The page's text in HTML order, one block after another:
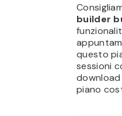
builder
questo
sessioni
piano